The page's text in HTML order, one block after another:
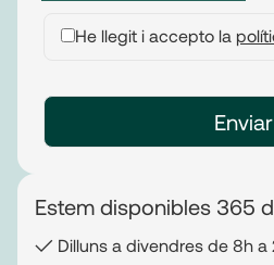
He llegit i accepto la
Estem disponibles 365
✓ Dilluns a divendres de 8h a